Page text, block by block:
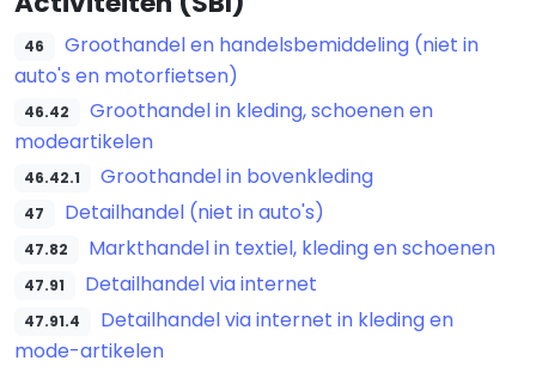
46
Groothandel en handelsbemiddeling (niet in
auto's en motorfietsen)
46.42
Groothandel in kleding, schoenen en
modeartikelen
46.42.1 Groothandel in bovenkleding
47 Detailhandel (niet in auto's)
47.82 Markthandel in textiel, kleding en schoenen
47.91 Detailhandel via internet
47.91.4
Detailhandel via internet in kleding en
mode-artikelen